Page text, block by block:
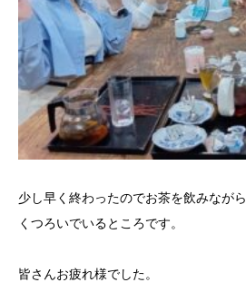
少し早く終わったのでお茶を飲みながら
くつろいでいるところです。
皆さんお疲れ様でした。